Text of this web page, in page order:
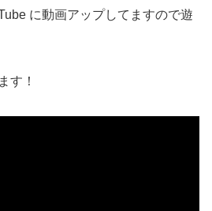
に動画アップしてますので遊
す！